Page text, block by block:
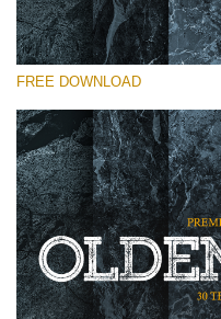
Small 800*533px
Olden Stone
(30 Textures)
Large 6000*4000px
Entire Collection
FREE DOWNLOAD